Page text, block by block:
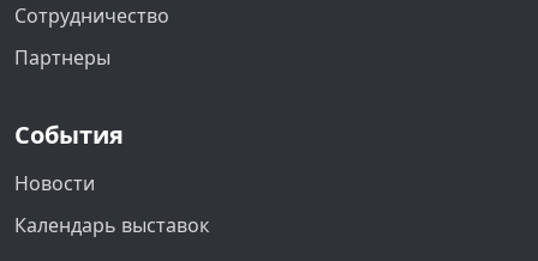
Сотрудничество
Партнеры
События
Новости
Календарь выставок